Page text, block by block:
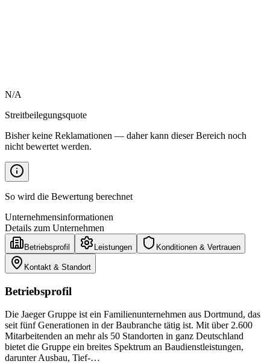
N/A
Streitbeilegungsquote
Bisher keine Reklamationen — daher kann dieser Bereich noch
nicht bewertet werden.
So wird die Bewertung berechnet
Unternehmensinformationen
Details zum Unternehmen
Betriebsprofil Leistungen Konditionen & Vertrauen
Kontakt & Standort
Betriebsprofil
Die Jaeger Gruppe ist ein Familienunternehmen aus Dortmund, das
seit fünf Generationen in der Baubranche tätig ist. Mit über 2.600
Mitarbeitenden an mehr als 50 Standorten in ganz Deutschland
bietet die Gruppe ein breites Spektrum an Baudienstleistungen,
darunter Ausbau, Tief-…